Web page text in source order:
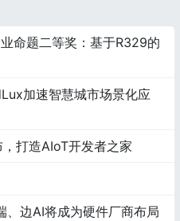
命题二等奖：基于R329的
加速智慧城市场景化应
打造AIoT开发者之家
边AI将成为硬件厂商布局